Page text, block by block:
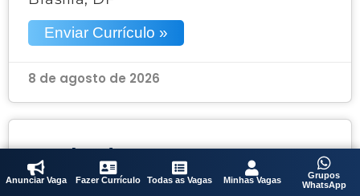
Enviar Currículo »
8 de agosto de 2026
Acabador
Anunciar Vaga Fazer Currículo Todas as Vagas Minhas Vagas
Grupos
WhatsApp